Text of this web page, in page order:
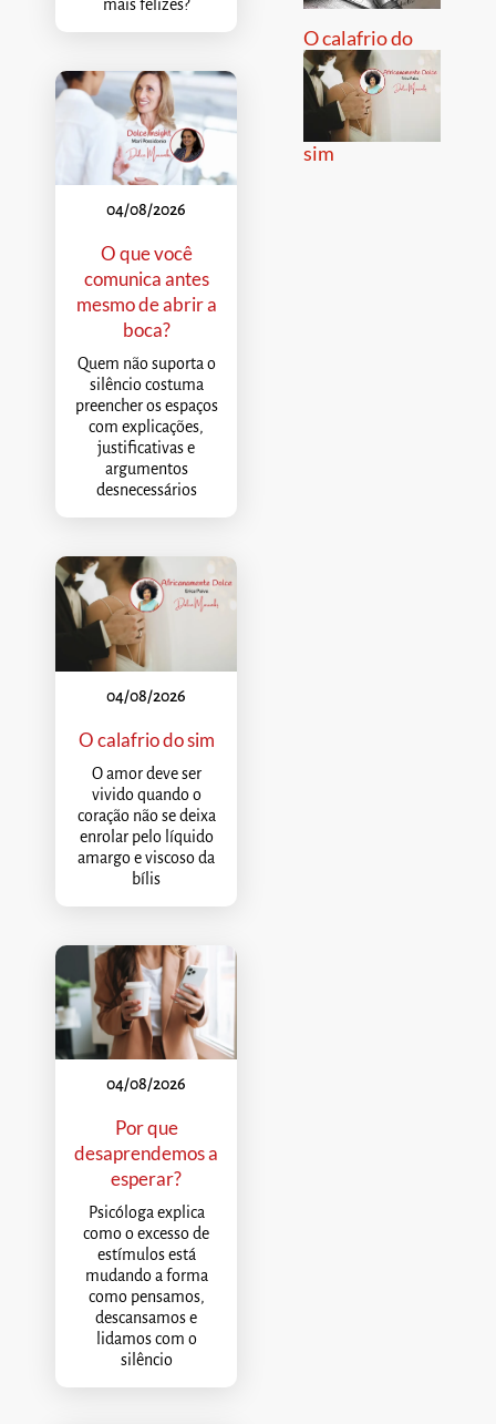
mais felizes?
04/08/2026
O que você
comunica antes
mesmo de abrir a
boca?
Quem não suporta o
silêncio costuma
preencher os espaços
com explicações,
justificativas e
argumentos
desnecessários
04/08/2026
O calafrio do sim
O amor deve ser
vivido quando o
coração não se deixa
enrolar pelo líquido
amargo e viscoso da
bílis
04/08/2026
Por que
desaprendemos a
esperar?
Psicóloga explica
como o excesso de
estímulos está
mudando a forma
como pensamos,
descansamos e
lidamos com o
silêncio
O calafrio do
sim